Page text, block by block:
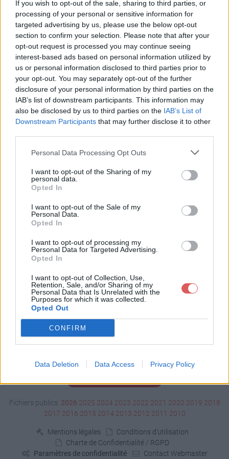
If you wish to opt-out of the sale, sharing to third parties, or
processing of your personal or sensitive information for
targeted advertising by us, please use the below opt-out
section to confirm your selection. Please note that after your
opt-out request is processed you may continue seeing
interest-based ads based on personal information utilized by
us or personal information disclosed to third parties prior to
your opt-out. You may separately opt-out of the further
disclosure of your personal information by third parties on the
IAB’s list of downstream participants. This information may
also be disclosed by us to third parties on the IAB’s List of
Downstream Participants that may further disclose it to other
Personal Data Processing Opt Outs
I want to opt-out of the Sharing of my
personal data.
Opted In
I want to opt-out of the Sale of my
Personal Data.
Opted In
I want to opt-out of processing my
Personal Data for Targeted Advertising.
Opted In
I want to opt-out of Collection, Use,
Retention, Sale, and/or Sharing of my
Personal Data that Is Unrelated with the
Purposes for which it was collected.
Opted Out
CONFIRM
Data Deletion Data Access Privacy Policy
La présente page de téléchargement a été vue 792 fois depuis
l'envoi du fichier
Page de téléchargement
https://www.petit-fichier.fr/2017/05/08/motbk/ Copier
Partager le fichier motbk.odt sur
le Web et les réseaux sociaux:
Télécharger le fichier motbk.odt
Télécharger motbk.odt
Fichiers publics: 2026 2025 2024 2023 2022 2021 2020 2019 2018
2017 2016 2015 2014 2013 2012 2011 2010
Mentions légales
Conditions d'utilisation
Charte de Confidentialité / RGPD
Paramètres de confidentialité
Contact Webmaster